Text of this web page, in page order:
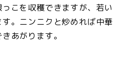
こを収穫できますが、若い
。ニンニクと炒めれば中華
あがります。